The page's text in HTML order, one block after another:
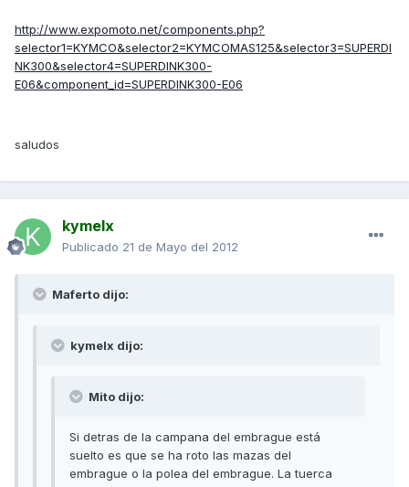
http://www.expomoto.net/components.php?
selector1=KYMCO&selector2=KYMCOMAS125&selector3=SUPERDI
NK300&selector4=SUPERDINK300-
E06&component_id=SUPERDINK300-E06
saludos
kymelx
Publicado 21 de Mayo del 2012
Maferto dijo:
kymelx dijo:
Mito dijo:
Si detras de la campana del embrague está
suelto es que se ha roto las mazas del
embrague o la polea del embrague. La tuerca